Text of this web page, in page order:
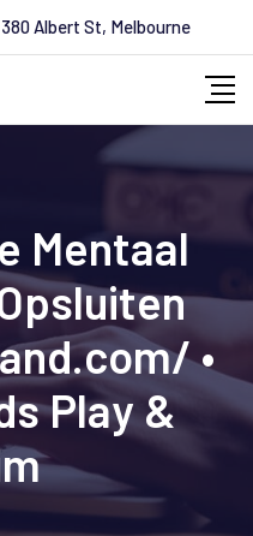
380 Albert St, Melbourne
Mentaal
•
Play &